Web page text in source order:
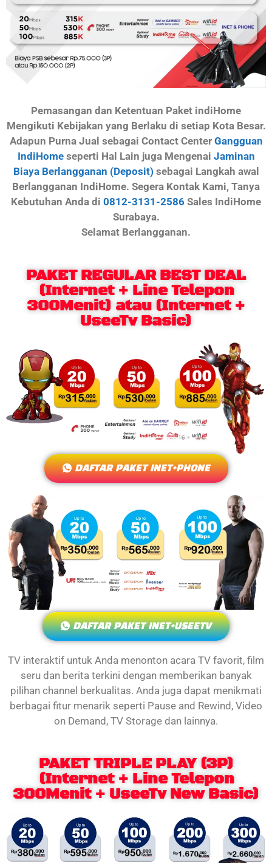
Pemasangan dan Ketentuan Paket indiHome
Mengikuti Kebijakan yang Berlaku di setiap Kota Besar.
Adapun Purna Jual sebagai Contact Center Gangguan
IndiHomeseperti Hal Lain juga Mengenai Jaminan
Biaya Berlangganan (Deposit) sebagai Langkah awal
Berlangganan IndiHome. Segera Kontak Kami, Tanya
Kebutuhan Anda di 0812-3131-2586 Sales IndiHome
Surabaya.
Selamat Berlangganan.
PAKET REGULAR BEST DEAL
(Internet + Line Telepon
300Menit) atau (Internet +
UseeTv Basic)
DAFTAR PAKET INET+PHONE
DAFTAR PAKET INET+USEETV
TV interaktif untuk Anda menonton acara TV favorit, film
seru dan berita terkini dengan memberikan banyak
pilihan channel berkualitas. Anda juga dapat menikmati
berbagai fitur menarik seperti Pause and Rewind, Video
on Demand, TV Storage dan lainnya.
PAKET TRIPLE PLAY (3P)
(Internet + Line Telepon
300Menit + UseeTv New Basic)